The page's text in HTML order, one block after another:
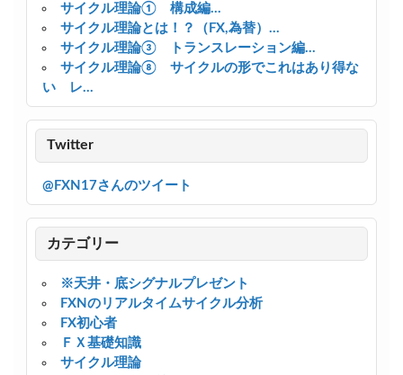
サイクル理論① 構成編...
サイクル理論とは！？（FX,為替）...
サイクル理論③ トランスレーション編...
サイクル理論⑧ サイクルの形でこれはあり得な
い レ...
Twitter
@FXN17さんのツイート
カテゴリー
※天井・底シグナルプレゼント
FXNのリアルタイムサイクル分析
FX初心者
ＦＸ基礎知識
サイクル理論